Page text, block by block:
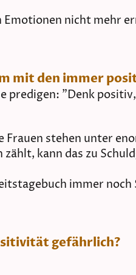
nicht mehr
mit den immer
predigen: "Denk
stehen unter
kann das zu
immer noch
gefährlich?